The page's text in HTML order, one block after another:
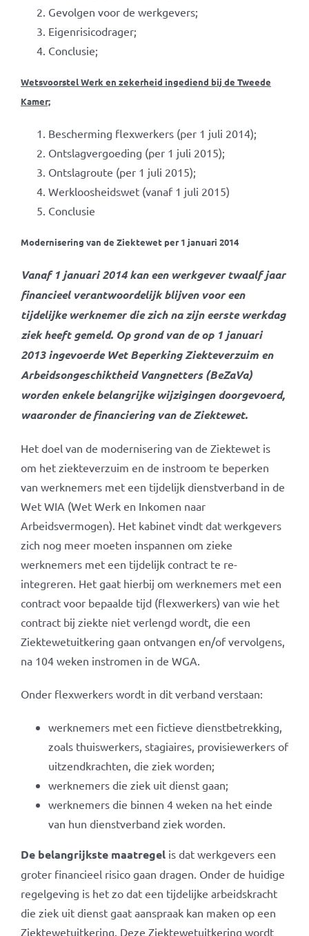
Gevolgen voor de werkgevers;
Eigenrisicodrager;
Conclusie;
Wetsvoorstel Werk en zekerheid ingediend bij de Tweede
Kamer;
Bescherming flexwerkers (per 1 juli 2014);
Ontslagvergoeding (per 1 juli 2015);
Ontslagroute (per 1 juli 2015);
Werkloosheidswet (vanaf 1 juli 2015)
Conclusie
Modernisering van de Ziektewet per 1 januari 2014
Vanaf 1 januari 2014 kan een werkgever twaalf jaar
financieel verantwoordelijk blijven voor een
tijdelijke werknemer die zich na zijn eerste werkdag
ziek heeft gemeld. Op grond van de op 1 januari
2013 ingevoerde Wet Beperking Ziekteverzuim en
Arbeidsongeschiktheid Vangnetters (BeZaVa)
worden enkele belangrijke wijzigingen doorgevoerd,
waaronder de financiering van de Ziektewet.
Het doel van de modernisering van de Ziektewet is
om het ziekteverzuim en de instroom te beperken
van werknemers met een tijdelijk dienstverband in de
Wet WIA (Wet Werk en Inkomen naar
Arbeidsvermogen). Het kabinet vindt dat werkgevers
zich nog meer moeten inspannen om zieke
werknemers met een tijdelijk contract te re-
integreren. Het gaat hierbij om werknemers met een
contract voor bepaalde tijd (flexwerkers) van wie het
contract bij ziekte niet verlengd wordt, die een
Ziektewetuitkering gaan ontvangen en/of vervolgens,
na 104 weken instromen in de WGA.
Onder flexwerkers wordt in dit verband verstaan:
werknemers met een fictieve dienstbetrekking,
zoals thuiswerkers, stagiaires, provisiewerkers of
uitzendkrachten, die ziek worden;
werknemers die ziek uit dienst gaan;
werknemers die binnen 4 weken na het einde
van hun dienstverband ziek worden.
De belangrijkste maatregel is dat werkgevers een
groter financieel risico gaan dragen. Onder de huidige
regelgeving is het zo dat een tijdelijke arbeidskracht
die ziek uit dienst gaat aanspraak kan maken op een
Ziektewetuitkering. Deze Ziektewetuitkering wordt